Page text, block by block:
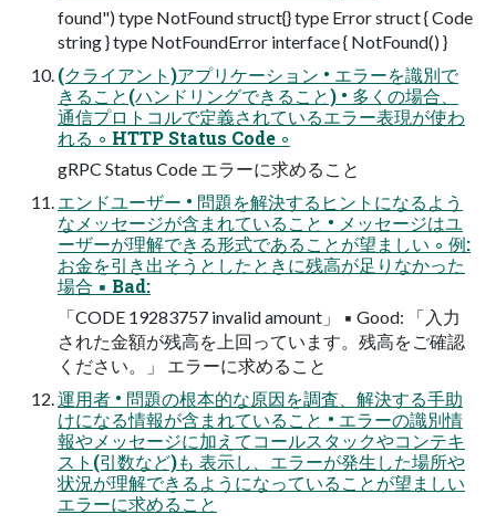
found") type NotFound struct{} type Error struct { Code
string } type NotFoundError interface { NotFound() }
(クライアント)アプリケーション • エラーを識別で
きること(ハンドリングできること) • 多くの場合、
通信プロトコルで定義されているエラー表現が使わ
れる ◦ HTTP Status Code ◦
gRPC Status Code エラーに求めること
エンドユーザー • 問題を解決するヒントになるよう
なメッセージが含まれていること • メッセージはユ
ーザーが理解できる形式であることが望ましい ◦ 例:
お金を引き出そうとしたときに残高が足りなかった
場合 ▪ Bad:
「CODE 19283757 invalid amount」 ▪ Good: 「入力
された金額が残高を上回っています。残高をご確認
ください。」 エラーに求めること
運用者 • 問題の根本的な原因を調査、解決する手助
けになる情報が含まれていること • エラーの識別情
報やメッセージに加えてコールスタックやコンテキ
スト(引数など)も 表示し、エラーが発生した場所や
状況が理解できるようになっていることが望ましい
エラーに求めること